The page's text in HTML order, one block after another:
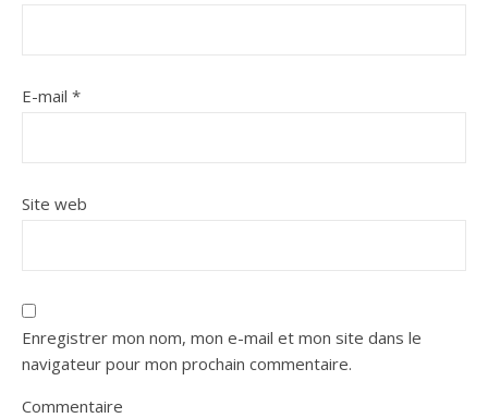
E-mail *
Site web
Enregistrer mon nom, mon e-mail et mon site dans le
navigateur pour mon prochain commentaire.
Commentaire